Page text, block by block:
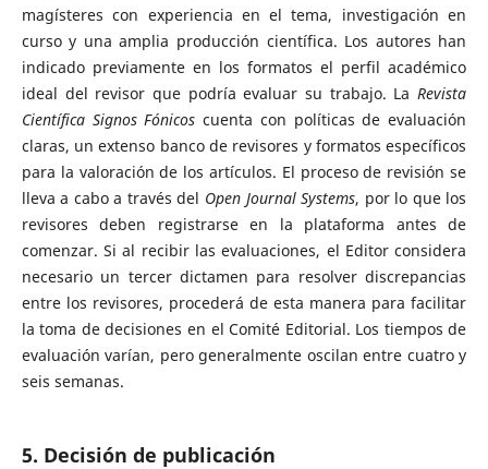
magísteres con experiencia en el tema, investigación en
curso y una amplia producción científica. Los autores han
indicado previamente en los formatos el perfil académico
ideal del revisor que podría evaluar su trabajo. LaRevista
Científica Signos Fónicos cuenta con políticas de evaluación
claras, un extenso banco de revisores y formatos específicos
para la valoración de los artículos. El proceso de revisión se
lleva a cabo a través del Open Journal Systems, por lo que los
revisores deben registrarse en la plataforma antes de
comenzar. Si al recibir las evaluaciones, el Editor considera
necesario un tercer dictamen para resolver discrepancias
entre los revisores, procederá de esta manera para facilitar
la toma de decisiones en el Comité Editorial. Los tiempos de
evaluación varían, pero generalmente oscilan entre cuatro y
seis semanas.
5. Decisión de publicación